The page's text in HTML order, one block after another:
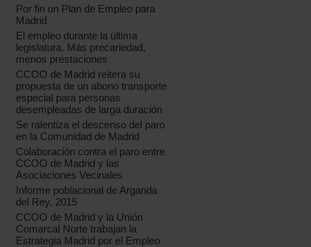
Por fin un Plan de Empleo para
Madrid
El empleo durante la última
legislatura. Más precariedad,
menos prestaciones
CCOO de Madrid reitera su
propuesta de un abono transporte
especial para personas
desempleadas de larga duración
Se ralentiza el descenso del paro
en la Comunidad de Madrid
Colaboración contra el paro entre
CCOO de Madrid y las
Asociaciones Vecinales
Informe poblacional de Arganda
del Rey, 2015
CCOO de Madrid y la Unión
Comarcal Norte trabajan la
Estrategia Madrid por el Empleo